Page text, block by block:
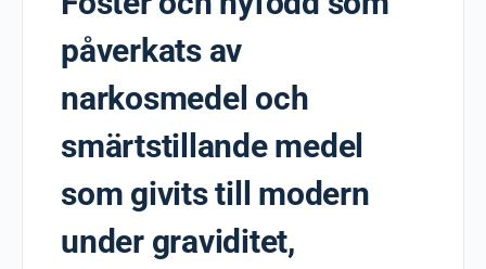
påverkats av
narkosmedel och
smärtstillande medel
som givits till modern
under graviditet,